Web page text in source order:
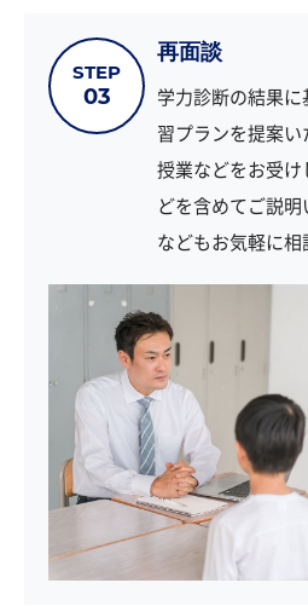
STEP
03
再面談
学力診断の結果
習プランを提案
授業などをお受
どを含めてご説
などもお気軽に相